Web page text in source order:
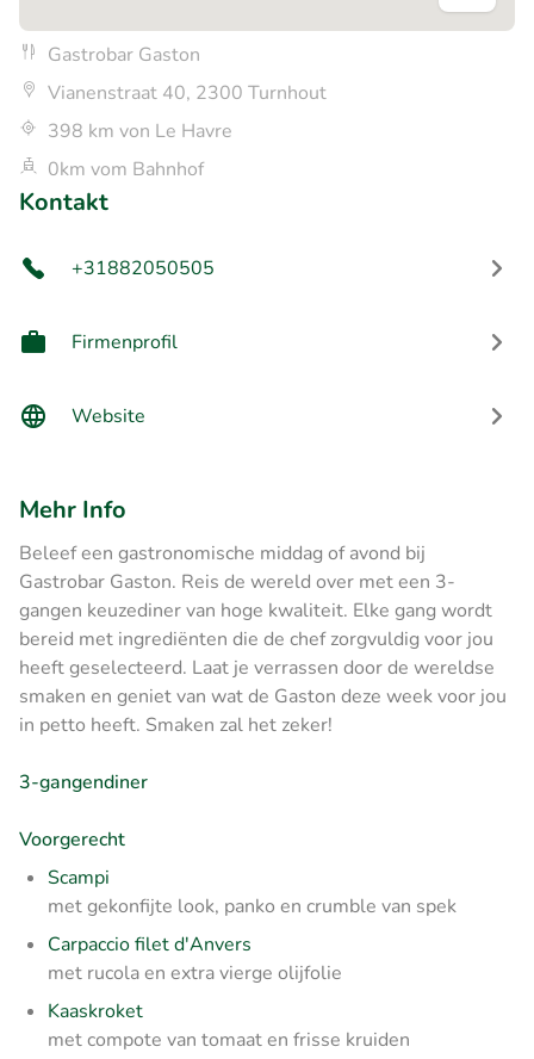
Gastrobar Gaston
Vianenstraat 40, 2300 Turnhout
398 km von Le Havre
0km vom Bahnhof
Kontakt
+31882050505
Firmenprofil
Website
Mehr Info
Beleef een gastronomische middag of avond bij
Gastrobar Gaston. Reis de wereld over met een 3-
gangen keuzediner van hoge kwaliteit. Elke gang wordt
bereid met ingrediënten die de chef zorgvuldig voor jou
heeft geselecteerd. Laat je verrassen door de wereldse
smaken en geniet van wat de Gaston deze week voor jou
in petto heeft. Smaken zal het zeker!
3-gangendiner
Voorgerecht
Scampi
met gekonfijte look, panko en crumble van spek
Carpaccio filet d'Anvers
met rucola en extra vierge olijfolie
Kaaskroket
met compote van tomaat en frisse kruiden